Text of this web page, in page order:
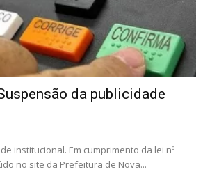
da publicidade
institucional. Em cumprimento da lei nº
no site da Prefeitura de Nova...